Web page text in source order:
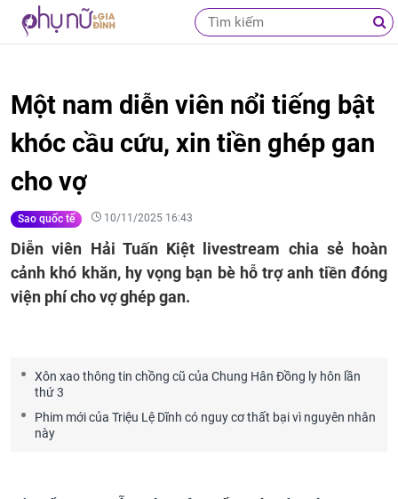
Một nam diễn viên nổi tiếng bật
khóc cầu cứu, xin tiền ghép gan
cho vợ
Sao quốc tế 10/11/2025 16:43
Diễn viên Hải Tuấn Kiệt livestream chia sẻ hoàn
cảnh khó khăn, hy vọng bạn bè hỗ trợ anh tiền đóng
viện phí cho vợ ghép gan.
Xôn xao thông tin chồng cũ của Chung Hân Đồng ly hôn lần
thứ 3
Phim mới của Triệu Lệ Dĩnh có nguy cơ thất bại vì nguyên nhân
này